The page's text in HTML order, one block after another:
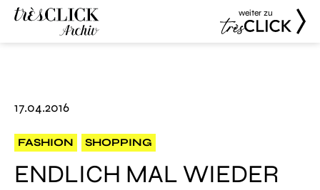
weiter zu
17.04.2016
FASHION SHOPPING
ENDLICH MAL WIEDER